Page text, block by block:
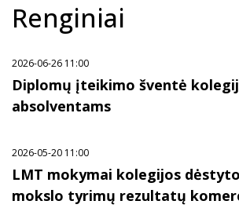
Renginiai
2026-06-26 11:00
Diplomų įteikimo šventė
absolventams
2026-05-20 11:00
LMT mokymai kolegijos
mokslo tyrimų rezultatų